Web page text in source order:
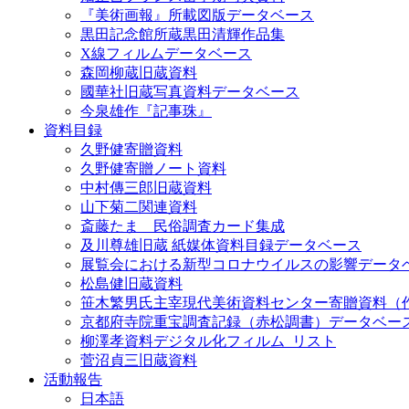
『美術画報』所載図版データベース
黒田記念館所蔵黒田清輝作品集
X線フィルムデータベース
森岡柳蔵旧蔵資料
國華社旧蔵写真資料データベース
今泉雄作『記事珠』
資料目録
久野健寄贈資料
久野健寄贈ノート資料
中村傳三郎旧蔵資料
山下菊二関連資料
斎藤たま 民俗調査カード集成
及川尊雄旧蔵 紙媒体資料目録データベース
展覧会における新型コロナウイルスの影響データ
松島健旧蔵資料
笹木繁男氏主宰現代美術資料センター寄贈資料（
京都府寺院重宝調査記録（赤松調書）データベー
柳澤孝資料デジタル化フィルム_リスト
菅沼貞三旧蔵資料
活動報告
日本語